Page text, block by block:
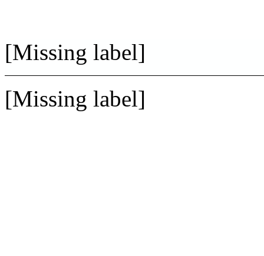
[Missing label]
[Missing label]